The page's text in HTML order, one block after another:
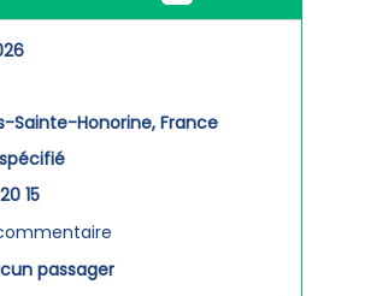
Sainte-Honorine, France
15
passager